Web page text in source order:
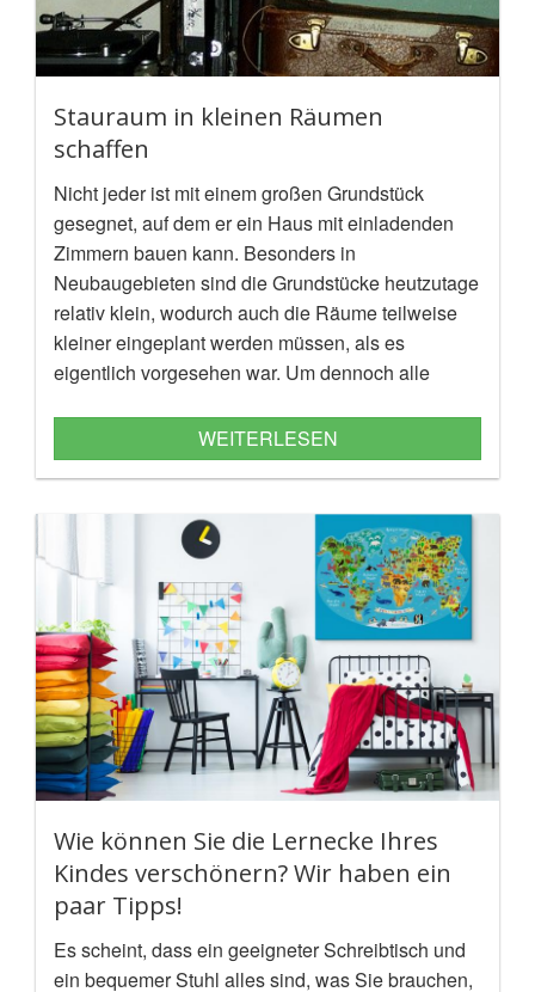
Stauraum in kleinen Räumen
schaffen
Nicht jeder ist mit einem großen Grundstück
gesegnet, auf dem er ein Haus mit einladenden
Zimmern bauen kann. Besonders in
Neubaugebieten sind die Grundstücke heutzutage
relativ klein, wodurch auch die Räume teilweise
kleiner eingeplant werden müssen, als es
eigentlich vorgesehen war. Um dennoch alle
zu schaffen, damit ein ordentliches Gesamtbild
erhalten bleibt.
WEITERLESEN
Wie können Sie die Lernecke Ihres
Kindes verschönern? Wir haben ein
paar Tipps!
Es scheint, dass ein geeigneter Schreibtisch und
ein bequemer Stuhl alles sind, was Sie brauchen,